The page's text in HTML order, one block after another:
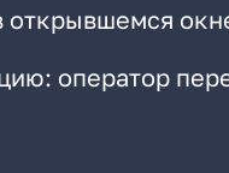
оператор